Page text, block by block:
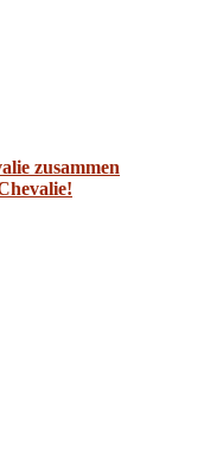
zusammen